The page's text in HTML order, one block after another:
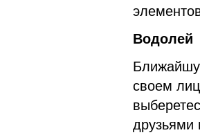
Водолей
своем
друзьями